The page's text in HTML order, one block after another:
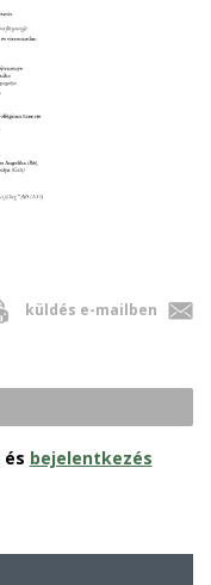
küldés e-mailben
és bejelentkezés